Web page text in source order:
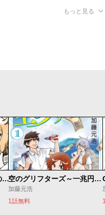
もっと見る
ないない堂 ～タヌキ和尚の禍事帖～ 空のグリフターズ～一兆円の詐欺師たち～
加藤元浩
1話無料